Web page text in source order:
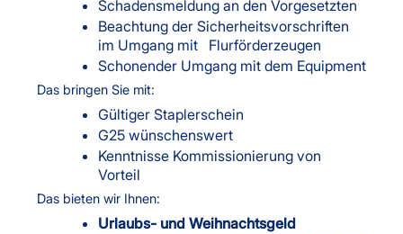
Schadensmeldung an den Vorgesetzten
Beachtung der Sicherheitsvorschriften
im Umgang mit Flurförderzeugen
Schonender Umgang mit dem Equipment
Das bringen Sie mit:
Gültiger Staplerschein
G25 wünschenswert
Kenntnisse Kommissionierung von
Vorteil
Das bieten wir Ihnen:
Urlaubs- und Weihnachtsgeld